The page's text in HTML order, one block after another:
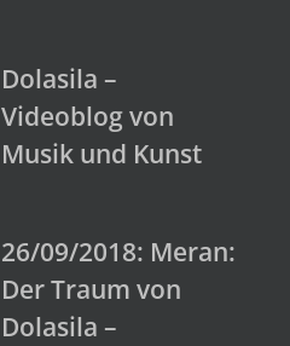
Dolasila –
Videoblog von
Musik und Kunst
26/09/2018: Meran:
Der Traum von
Dolasila –